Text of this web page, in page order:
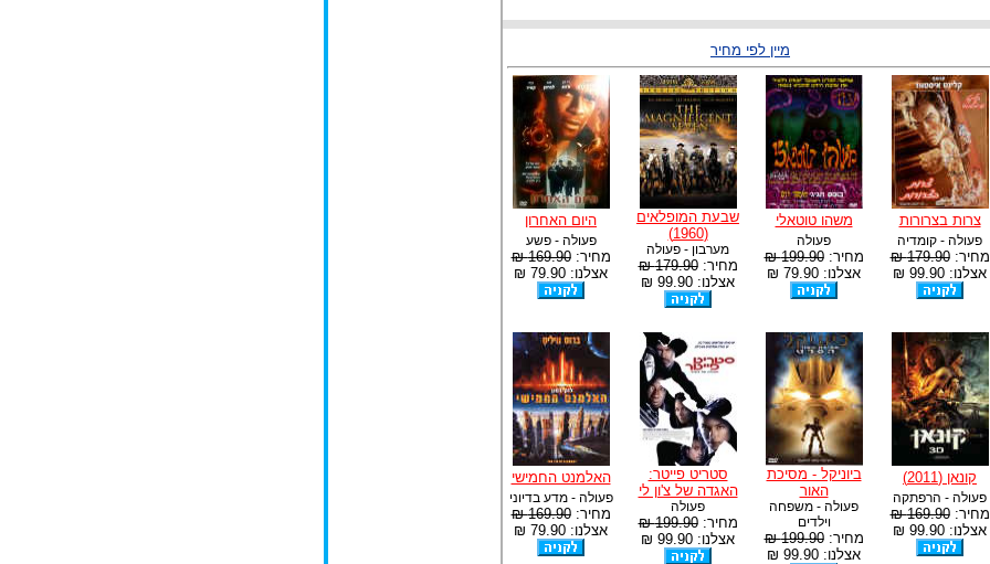
מיין לפי מחיר
צרות בצרורות
פעולה - קומדיה
מחיר:179.90 ₪
אצלנו: 99.90 ₪
משהו טוטאלי
פעולה
מחיר:199.90 ₪
אצלנו: 79.90 ₪
שבעת המופלאים
(1960)
מערבון - פעולה
מחיר:179.90 ₪
אצלנו: 99.90 ₪
היום האחרון
פעולה - פשע
מחיר:169.90 ₪
אצלנו: 79.90 ₪
קונאן (2011)
פעולה - הרפתקה
מחיר:169.90 ₪
אצלנו: 99.90 ₪
ביוניקל - מסיכת
האור
פעולה - משפחה
וילדים
מחיר:199.90 ₪
אצלנו: 99.90 ₪
סטריט פייטר:
האגדה של צ'ון לי
פעולה
מחיר:199.90 ₪
אצלנו: 99.90 ₪
האלמנט החמישי
פעולה - מדע בדיוני
מחיר:169.90 ₪
אצלנו: 79.90 ₪